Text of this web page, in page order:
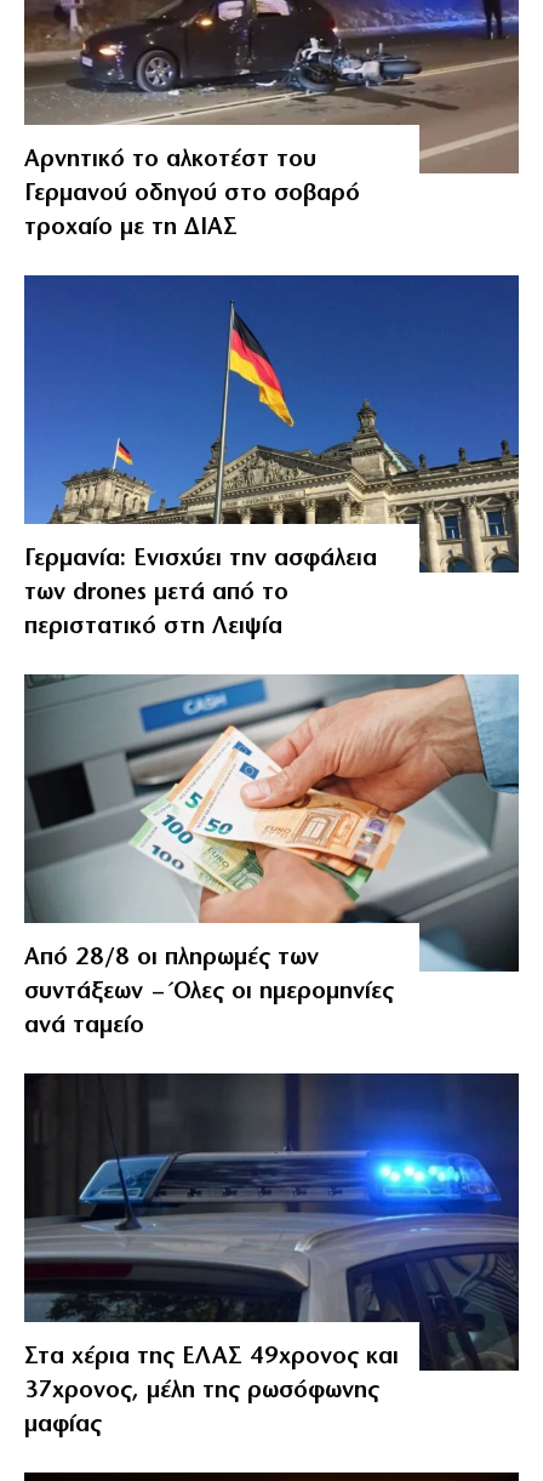
Αρνητικό το αλκοτέστ του
Γερμανού οδηγού στο σοβαρό
τροχαίο με τη ΔΙΑΣ
Γερμανία: Ενισχύει την ασφάλεια
των drones μετά από το
περιστατικό στη Λειψία
Από 28/8 οι πληρωμές των
συντάξεων – Όλες οι ημερομηνίες
ανά ταμείο
Στα χέρια της ΕΛΑΣ 49χρονος και
37χρονος, μέλη της ρωσόφωνης
μαφίας